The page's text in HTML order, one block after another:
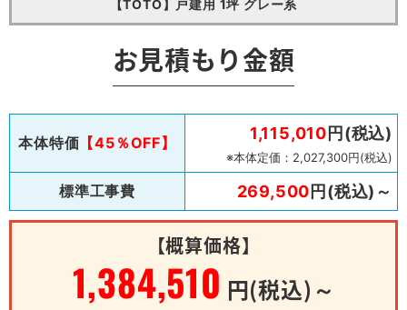
【TOTO】戸建用 1坪 グレー系
お見積もり金額
本体特価 【45％OFF】 1,115,010 円(税込)
※本体定価：2,027,300円(税込)
標準工事費 269,500 円(税込)～
【概算価格】
1,384,510 円(税込)～